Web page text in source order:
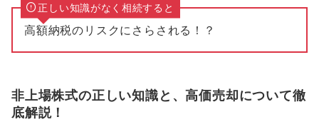
正しい知識がなく相続すると
高額納税のリスクにさらされる！？
非上場株式の正しい知識と、高価売却について徹
底解説！